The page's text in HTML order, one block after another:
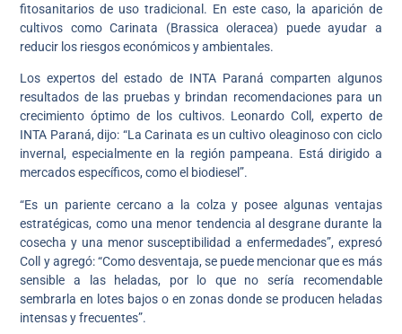
fitosanitarios de uso tradicional. En este caso, la aparición de
cultivos como Carinata (Brassica oleracea) puede ayudar a
reducir los riesgos económicos y ambientales.
Los expertos del estado de INTA Paraná comparten algunos
resultados de las pruebas y brindan recomendaciones para un
crecimiento óptimo de los cultivos. Leonardo Coll, experto de
INTA Paraná, dijo: “La Carinata es un cultivo oleaginoso con ciclo
invernal, especialmente en la región pampeana. Está dirigido a
mercados específicos, como el biodiesel”.
“Es un pariente cercano a la colza y posee algunas ventajas
estratégicas, como una menor tendencia al desgrane durante la
cosecha y una menor susceptibilidad a enfermedades”, expresó
Coll y agregó: “Como desventaja, se puede mencionar que es más
sensible a las heladas, por lo que no sería recomendable
sembrarla en lotes bajos o en zonas donde se producen heladas
intensas y frecuentes”.